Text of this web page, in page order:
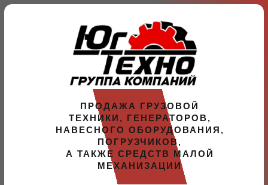
ПРОДАЖА ГРУЗОВОЙ
ТЕХНИКИ, ГЕНЕРАТОРОВ,
НАВЕСНОГО ОБОРУДОВАНИЯ,
ПОГРУЗЧИКОВ,
А ТАКЖЕ СРЕДСТВ МАЛОЙ
МЕХАНИЗАЦИИ